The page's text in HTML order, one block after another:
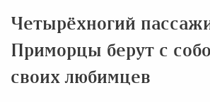
Четырёхногий
Приморцы берут с
своих любимцев